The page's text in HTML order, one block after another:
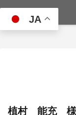
JA
植村 能充